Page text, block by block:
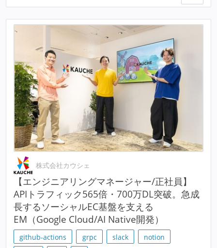
株式会社カウシェ
【エンジニアリングマネージャー/正社員】
APIトラフィック565倍・700万DL突破。急成
長するソーシャルEC基盤を支える
EM（Google Cloud/AI Native開発）
github-actions grpc slack
notion